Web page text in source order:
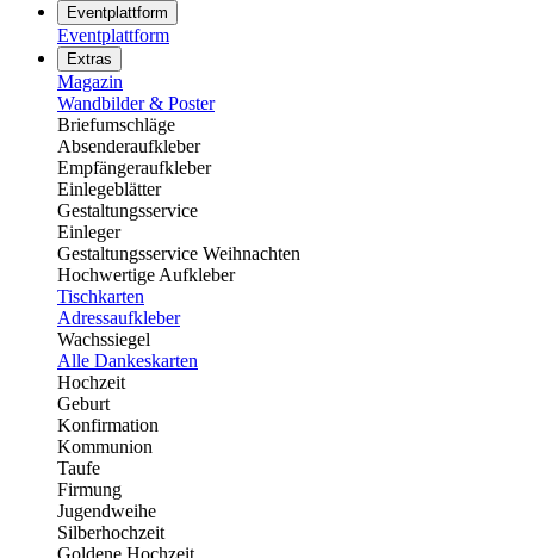
Eventplattform
Eventplattform
Extras
Magazin
Wandbilder & Poster
Briefumschläge
Absenderaufkleber
Empfängeraufkleber
Einlegeblätter
Gestaltungsservice
Einleger
Gestaltungsservice Weihnachten
Hochwertige Aufkleber
Tischkarten
Adressaufkleber
Wachssiegel
Alle Dankeskarten
Hochzeit
Geburt
Konfirmation
Kommunion
Taufe
Firmung
Jugendweihe
Silberhochzeit
Goldene Hochzeit